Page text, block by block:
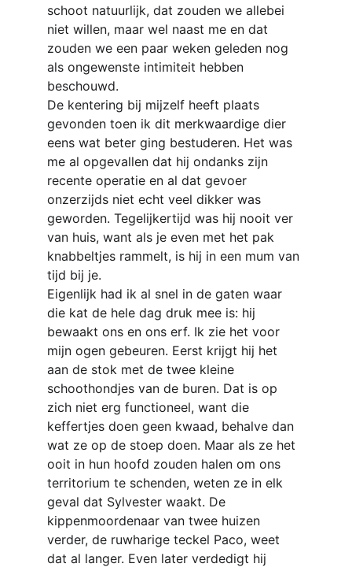
schoot natuurlijk, dat zouden we allebei
niet willen, maar wel naast me en dat
zouden we een paar weken geleden nog
als ongewenste intimiteit hebben
beschouwd.
De kentering bij mijzelf heeft plaats
gevonden toen ik dit merkwaardige dier
eens wat beter ging bestuderen. Het was
me al opgevallen dat hij ondanks zijn
recente operatie en al dat gevoer
onzerzijds niet echt veel dikker was
geworden. Tegelijkertijd was hij nooit ver
van huis, want als je even met het pak
knabbeltjes rammelt, is hij in een mum van
tijd bij je.
Eigenlijk had ik al snel in de gaten waar
die kat de hele dag druk mee is: hij
bewaakt ons en ons erf. Ik zie het voor
mijn ogen gebeuren. Eerst krijgt hij het
aan de stok met de twee kleine
schoothondjes van de buren. Dat is op
zich niet erg functioneel, want die
keffertjes doen geen kwaad, behalve dan
wat ze op de stoep doen. Maar als ze het
ooit in hun hoofd zouden halen om ons
territorium te schenden, weten ze in elk
geval dat Sylvester waakt. De
kippenmoordenaar van twee huizen
verder, de ruwharige teckel Paco, weet
dat al langer. Even later verdedigt hij